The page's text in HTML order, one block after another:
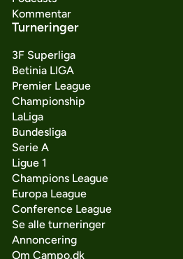
Kommentar
Turneringer
3F Superliga
Betinia LIGA
Premier League
Championship
LaLiga
Bundesliga
Serie A
Ligue 1
Champions League
Europa League
Conference League
Se alle turneringer
Annoncering
Om Campo.dk